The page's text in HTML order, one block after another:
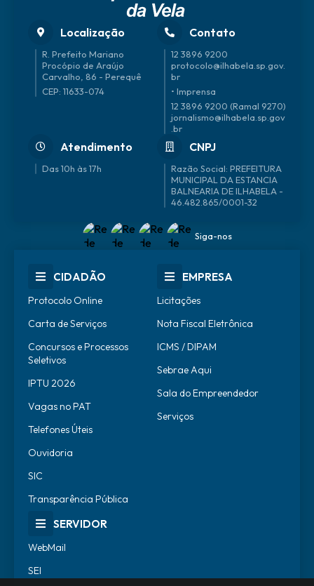
Localização
R. Prefeito Mariano
Procópio de Araújo
Carvalho, 86 - Perequê
CEP: 11633-074
Contato
12 3896 9200
protocolo@ilhabela.sp.gov.
br
• Imprensa
12 3896 9200 (Ramal 9270)
jornalismo@ilhabela.sp.gov
.br
Atendimento
Das 10h às 17h
CNPJ
46.482.865/0001-32
Siga-nos
CIDADÃO
Protocolo Online
Carta de Serviços
Concursos e Processos
Seletivos
IPTU 2026
Vagas no PAT
Telefones Úteis
Ouvidoria
SIC
Transparência Pública
EMPRESA
Licitações
Nota Fiscal Eletrônica
ICMS / DIPAM
Sebrae Aqui
Sala do Empreendedor
Serviços
SERVIDOR
WebMail
SEI